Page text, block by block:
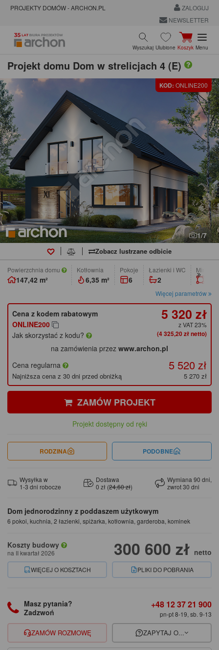
PROJEKTY DOMÓW - ARCHON.PL
ZALOGUJ
NEWSLETTER
Wyszukaj Ulubione Koszyk Menu
Projekt domu Dom w strelicjach 4 (E)
KOD: ONLINE200
1/7
Zobacz lustrzane odbicie
Powierzchnia domu
147,42 m²
Kotłownia
6,35 m²
pokoje
6
łazienki i WC
2
Min.
Więcej parametrów
Dom jednorodzinny z poddaszem użytkowym
6 pokoi, kuchnia, 2 łazienki, spiżarka, kotłownia, garderoba, kominek
Koszty budowy
na II kwartał 2026 300 600 zł netto
WIĘCEJ O KOSZTACH PLIKI DO POBRANIA
Cena z kodem rabatowym
ONLINE200
Jak skorzystać z kodu?
5 320 zł
z VAT 23%
(4 325,20 zł netto)
na zamówienia przez www.archon.pl
Cena regularna
5 520 zł
Najniższa cena z 30 dni przed obniżką 5 270 zł
ZAMÓW PROJEKT
Projekt dostępny od ręki
RODZINA PODOBNE
Wysyłka w
1-3 dni robocze
Dostawa
0 zł (24,60 zł)
Wymiana 90 dni,
zwrot 30 dni
Masz pytania?
Zadzwoń
+48 12 37 21 900
pn-pt 8-19, sb. 9-13
ZAMÓW ROZMOWĘ ZAPYTAJ O...